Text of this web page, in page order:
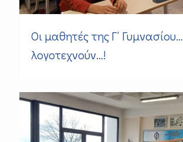
Οι μαθητές της Γ΄ Γυμνασίου…
λογοτεχνούν…!